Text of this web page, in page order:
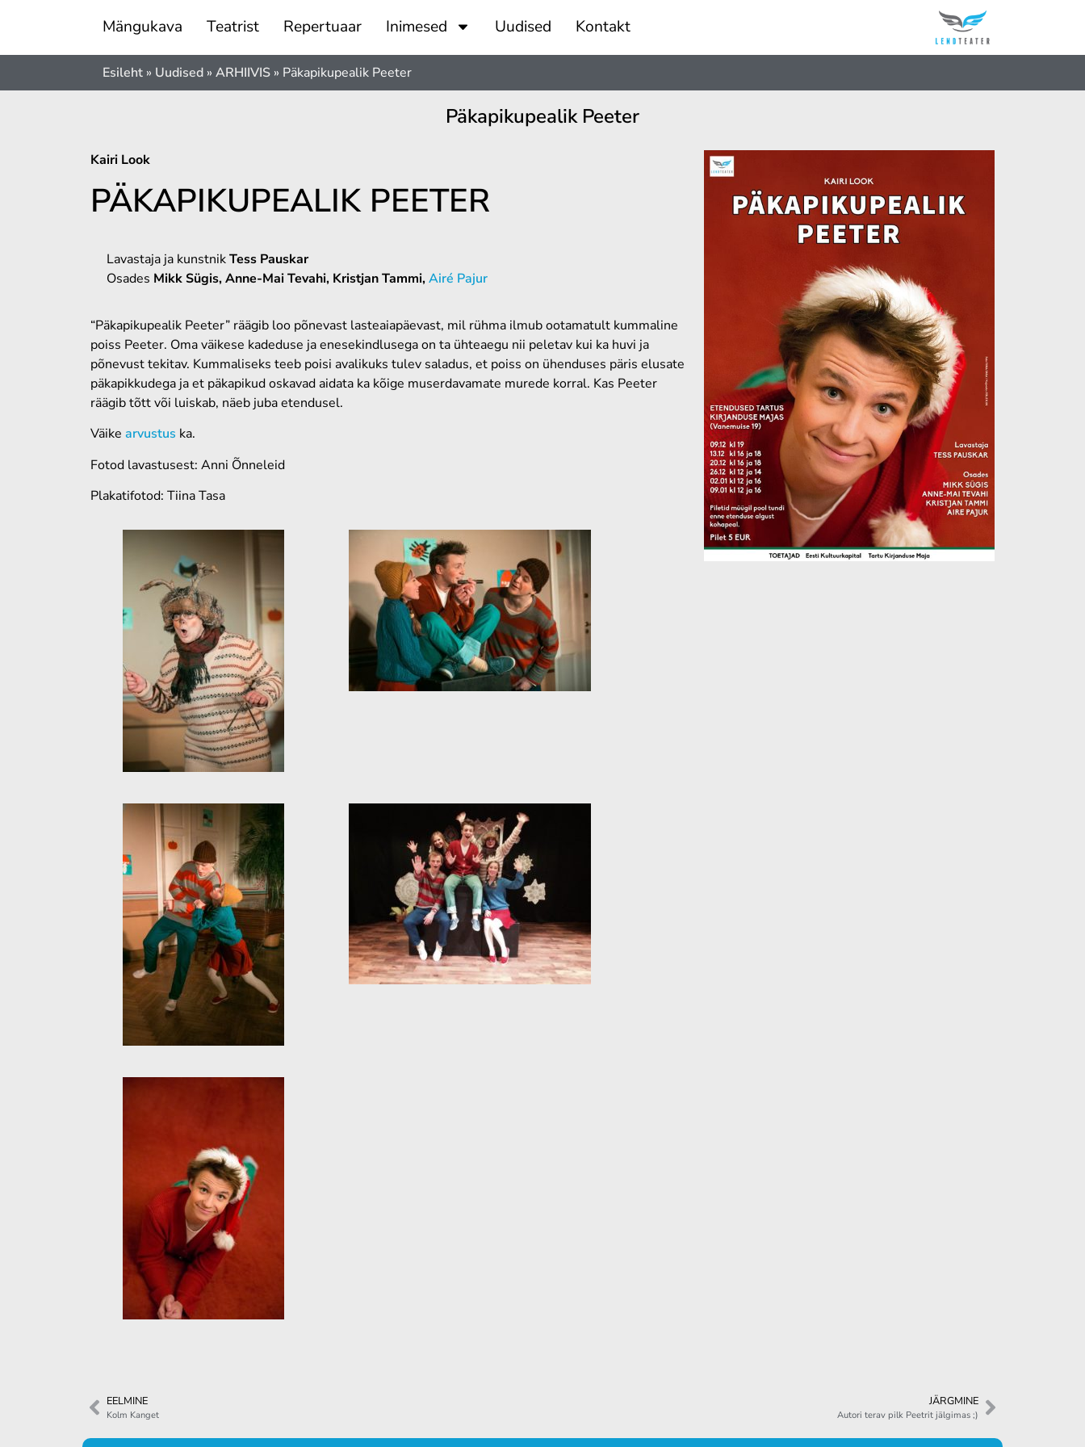
Mängukava Teatrist Repertuaar Inimesed Uudised Kontakt
Esileht » Uudised » ARHIIVIS » Päkapikupealik Peeter
Päkapikupealik Peeter
Kairi Look
PÄKAPIKUPEALIK PEETER
Lavastaja ja kunstnikTess Pauskar
Osades Mikk Sügis, Anne-Mai Tevahi, Kristjan Tammi,Airé Pajur
“Päkapikupealik Peeter” räägib loo põnevast lasteaiapäevast, mil rühma ilmub ootamatult kummaline
poiss Peeter. Oma väikese kadeduse ja enesekindlusega on ta ühteaegu nii peletav kui ka huvi ja
põnevust tekitav. Kummaliseks teeb poisi avalikuks tulev saladus, et poiss on ühenduses päris elusate
päkapikkudega ja et päkapikud oskavad aidata ka kõige muserdavamate murede korral. Kas Peeter
räägib tõtt või luiskab, näeb juba etendusel.
Väike arvustus ka.
Fotod lavastusest: Anni Õnneleid
Plakatifotod: Tiina Tasa
EELMINE
Kolm Kanget
JÄRGMINE
Autori terav pilk Peetrit jälgimas ;)